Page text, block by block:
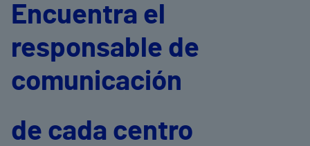
Encuentra el
responsable de
comunicación
de cada centro